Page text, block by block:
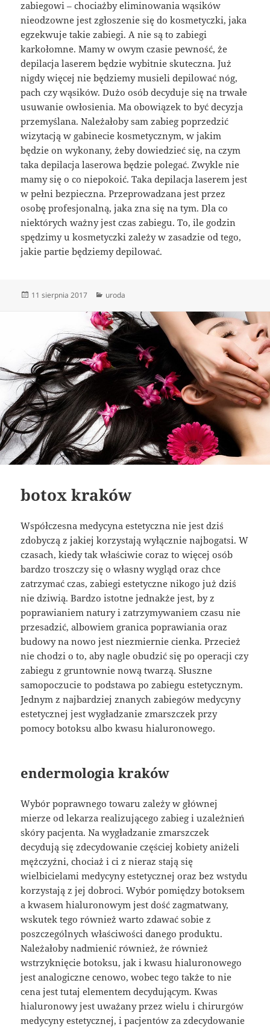
zabiegowi – chociażby eliminowania wąsików
nieodzowne jest zgłoszenie się do kosmetyczki, jaka
egzekwuje takie zabiegi. A nie są to zabiegi
karkołomne. Mamy w owym czasie pewność, że
depilacja laserem będzie wybitnie skuteczna. Już
nigdy więcej nie będziemy musieli depilować nóg,
pach czy wąsików. Dużo osób decyduje się na trwałe
usuwanie owłosienia. Ma obowiązek to być decyzja
przemyślana. Należałoby sam zabieg poprzedzić
wizytacją w gabinecie kosmetycznym, w jakim
będzie on wykonany, żeby dowiedzieć się, na czym
taka depilacja laserowa będzie polegać. Zwykle nie
mamy się o co niepokoić. Taka depilacja laserem jest
w pełni bezpieczna. Przeprowadzana jest przez
osobę profesjonalną, jaka zna się na tym. Dla co
niektórych ważny jest czas zabiegu. To, ile godzin
spędzimy u kosmetyczki zależy w zasadzie od tego,
jakie partie będziemy depilować.
Data
11 sierpnia 2017 Kategorie
uroda
botox kraków
Współczesna medycyna estetyczna nie jest dziś
zdobyczą z jakiej korzystają wyłącznie najbogatsi. W
czasach, kiedy tak właściwie coraz to więcej osób
bardzo troszczy się o własny wygląd oraz chce
zatrzymać czas, zabiegi estetyczne nikogo już dziś
nie dziwią. Bardzo istotne jednakże jest, by z
poprawianiem natury i zatrzymywaniem czasu nie
przesadzić, albowiem granica poprawiania oraz
budowy na nowo jest niezmiernie cienka. Przecież
nie chodzi o to, aby nagle obudzić się po operacji czy
zabiegu z gruntownie nową twarzą. Słuszne
samopoczucie to podstawa po zabiegu estetycznym.
Jednym z najbardziej znanych zabiegów medycyny
estetycznej jest wygładzanie zmarszczek przy
pomocy botoksu albo kwasu hialuronowego.
endermologia kraków
Wybór poprawnego towaru zależy w głównej
mierze od lekarza realizującego zabieg i uzależnień
skóry pacjenta. Na wygładzanie zmarszczek
decydują się zdecydowanie częściej kobiety aniżeli
mężczyźni, chociaż i ci z nieraz stają się
wielbicielami medycyny estetycznej oraz bez wstydu
korzystają z jej dobroci. Wybór pomiędzy botoksem
a kwasem hialuronowym jest dość zagmatwany,
wskutek tego również warto zdawać sobie z
poszczególnych właściwości danego produktu.
Należałoby nadmienić również, że również
wstrzyknięcie botoksu, jak i kwasu hialuronowego
jest analogiczne cenowo, wobec tego także to nie
cena jest tutaj elementem decydującym. Kwas
hialuronowy jest uważany przez wielu i chirurgów
medycyny estetycznej, i pacjentów za zdecydowanie